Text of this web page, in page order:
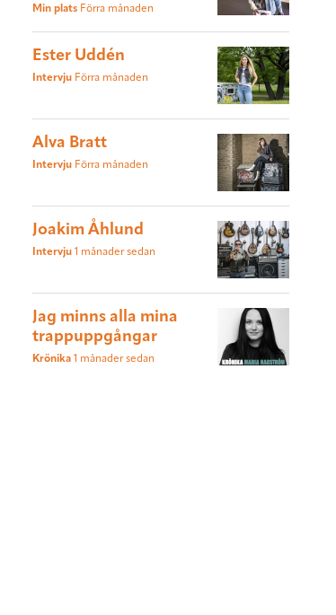
Min plats Förra månaden
Ester Uddén
Intervju Förra månaden
Alva Bratt
Intervju Förra månaden
Joakim Åhlund
Intervju 1 månader sedan
Jag minns alla mina
trappuppgångar
Krönika 1 månader sedan